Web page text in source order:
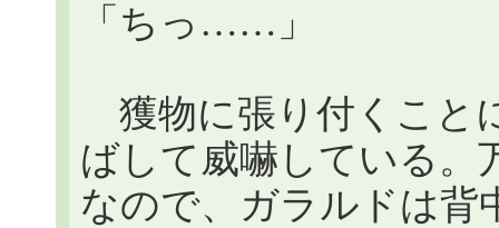
「ちっ……」
獲物に張り付くこと
ばして威嚇している。
なので、ガラルドは背